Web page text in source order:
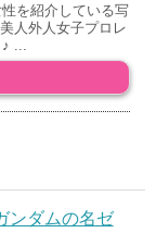
を紹介している写
人外人女子プロレ
...
ンダムの名ゼ